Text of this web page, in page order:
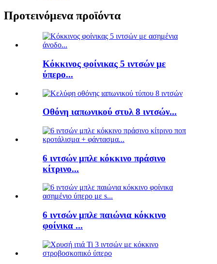
Προτεινόμενα προϊόντα
Κόκκινος φοίνικας 5 ιντσών με
ύπερο...
Οθόνη ιαπωνικού στυλ 8 ιντσών...
6 ιντσών μπλε κόκκινο πράσινο
κίτρινο...
6 ιντσών μπλε παιώνια κόκκινο
φοίνικα ...